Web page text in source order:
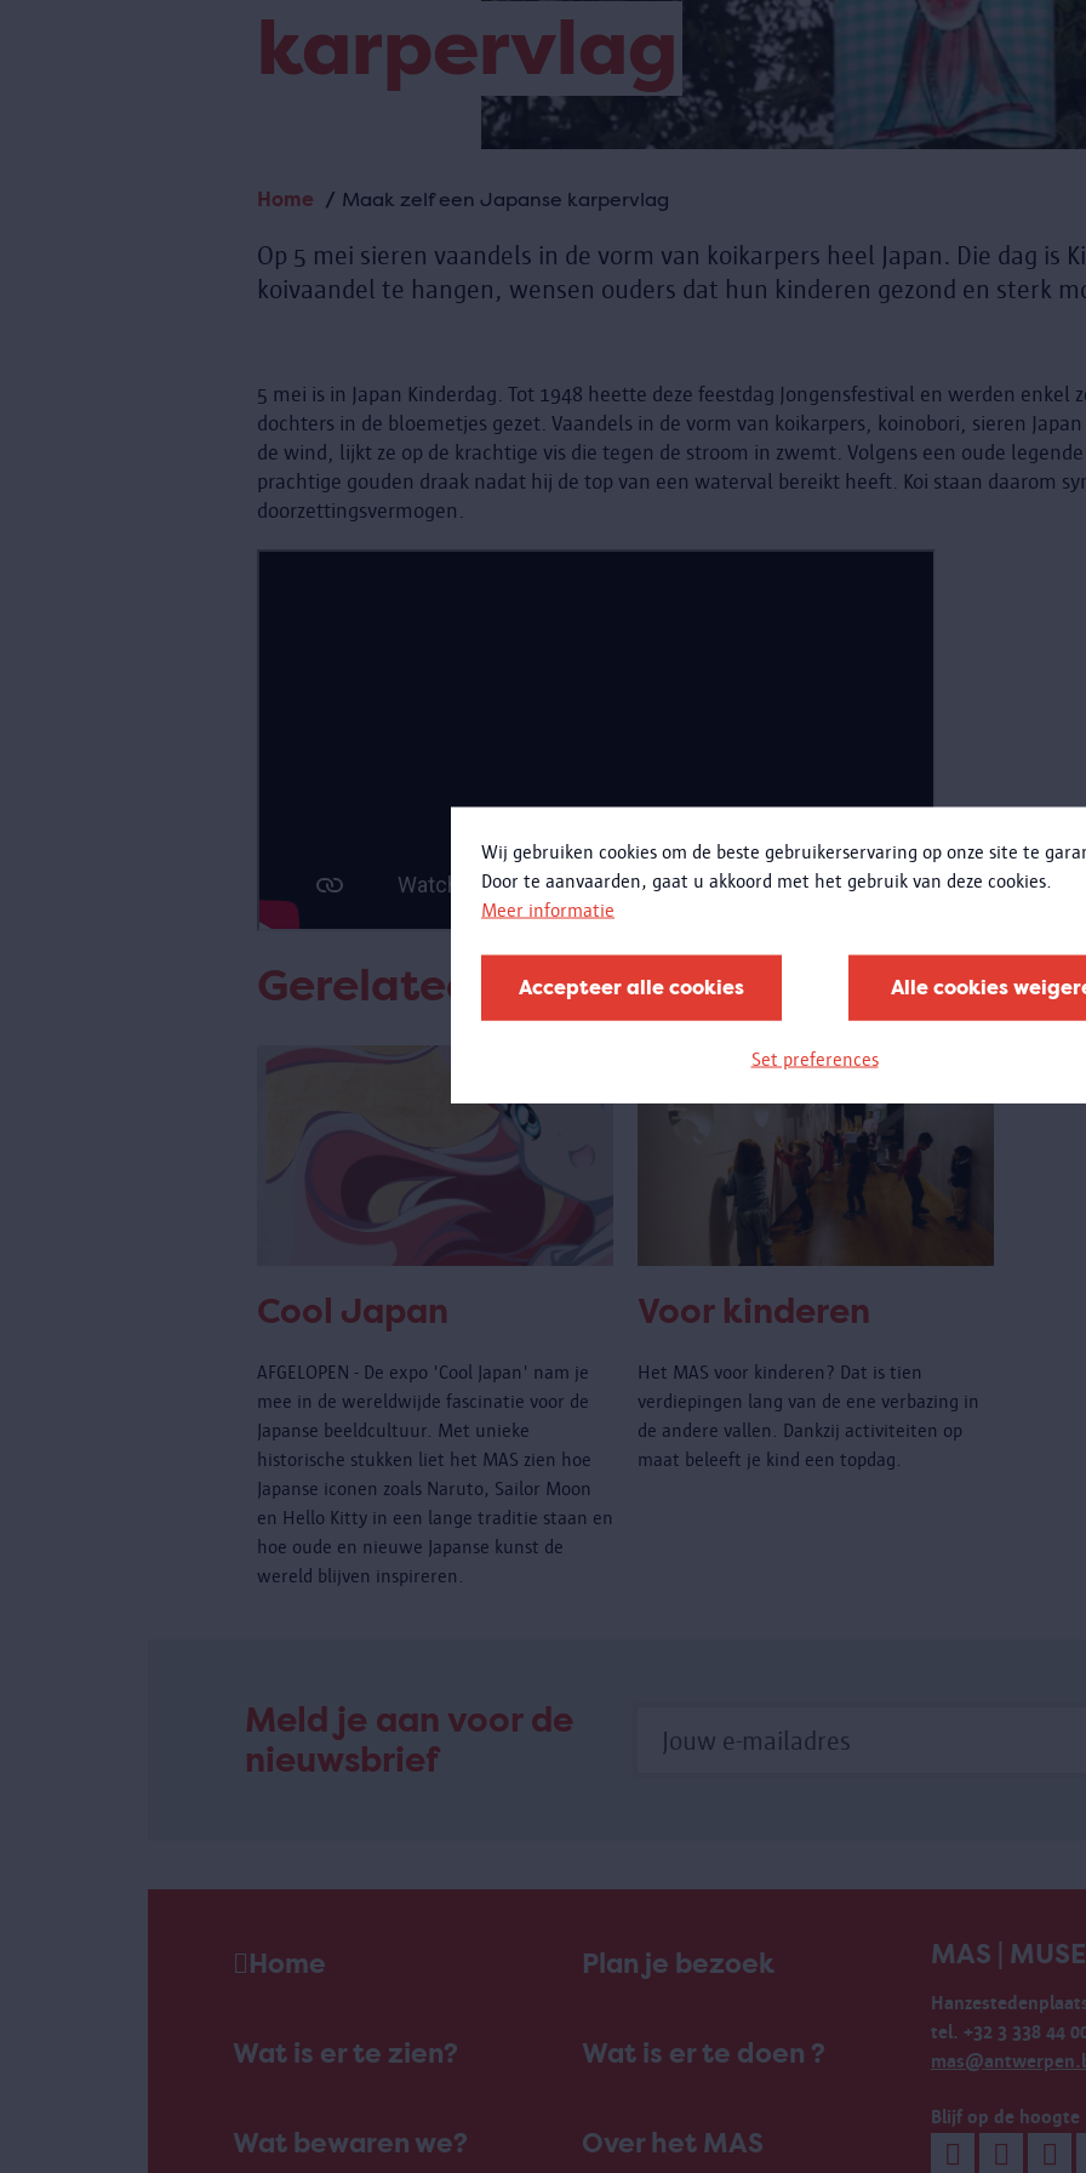
Wij gebruiken cookies om de beste gebruikerservaring op onze site te
Door te aanvaarden, gaat u akkoord met het gebruik van deze cookies.
Meer informatie
Accepteer alle cookies Alle cookies
Set preferences
karpervlag
Kruimelpad
Home Maak zelf een Japanse karpervlag
Op 5 mei sieren vaandels in de vorm van koikarpers heel Japan. Die dag is
koivaandel te hangen, wensen ouders dat hun kinderen gezond en sterk
5 mei is in Japan Kinderdag. Tot 1948 heette deze feestdag Jongensfestival en werden enkel
dochters in de bloemetjes gezet. Vaandels in de vorm van koikarpers, koinobori, sieren
de wind, lijkt ze op de krachtige vis die tegen de stroom in zwemt. Volgens een oude
prachtige gouden draak nadat hij de top van een waterval bereikt heeft. Koi staan daarom
doorzettingsvermogen.
Gerelateerd
Cool Japan
AFGELOPEN - De expo 'Cool Japan' nam je
mee in de wereldwijde fascinatie voor de
Japanse beeldcultuur. Met unieke
historische stukken liet het MAS zien hoe
Japanse iconen zoals Naruto, Sailor Moon
en Hello Kitty in een lange traditie staan en
hoe oude en nieuwe Japanse kunst de
wereld blijven inspireren.
Voor kinderen
Het MAS voor kinderen? Dat is tien
verdiepingen lang van de ene verbazing in
de andere vallen. Dankzij activiteiten op
maat beleeft je kind een topdag.
Meld je aan voor de
nieuwsbrief
Home Plan je bezoek
Wat is er te zien? Wat is er te doen ?
Wat bewaren we? Over het MAS
MAS |
tel. +32 3 338 44
Blijf op de hoogte